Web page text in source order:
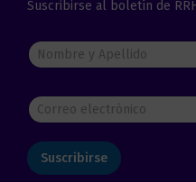
e
i
n
a
r
a
b
o
k
Suscribirse al boletín de
N
o
r
e
A
p
C
o
r
e
Suscribirse